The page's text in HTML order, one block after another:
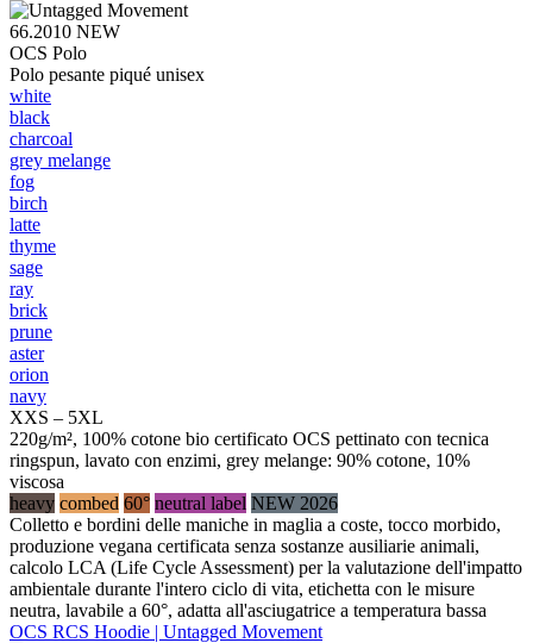
66.2010 NEW
OCS Polo
Polo pesante piqué unisex
white
black
charcoal
grey melange
fog
birch
latte
thyme
sage
ray
brick
prune
aster
orion
navy
XXS – 5XL
220g/m², 100% cotone bio certificato OCS pettinato con tecnica
ringspun, lavato con enzimi, grey melange: 90% cotone, 10%
viscosa
heavy combed 60° neutral label NEW 2026
Colletto e bordini delle maniche in maglia a coste, tocco morbido,
produzione vegana certificata senza sostanze ausiliarie animali,
calcolo LCA (Life Cycle Assessment) per la valutazione dell'impatto
ambientale durante l'intero ciclo di vita, etichetta con le misure
neutra, lavabile a 60°, adatta all'asciugatrice a temperatura bassa
OCS RCS Hoodie | Untagged Movement